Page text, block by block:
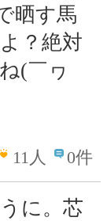
晒す馬
？絶対
(￣ヮ
11人 0件
に。芯